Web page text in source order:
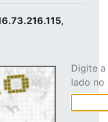
,
Digite
lado no